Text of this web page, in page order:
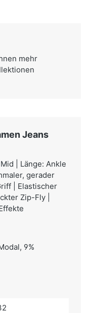
mehr
Jeans
| Länge: Ankle
gerader
| Elastischer
Zip-Fly |
9%